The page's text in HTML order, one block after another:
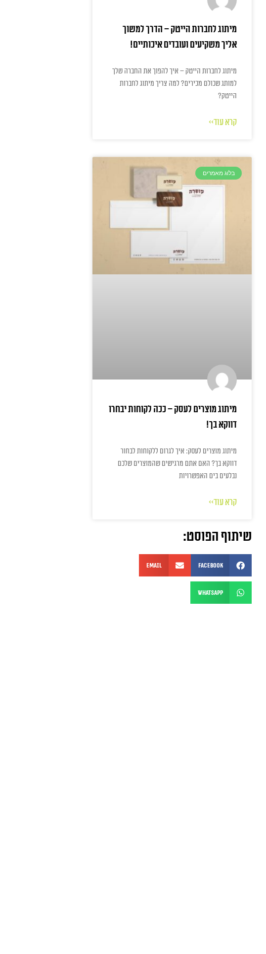
מיתוג לחברות הייטק – הדרך למשוך
אליך משקיעים ועובדים איכותיים!
מיתוג לחברות הייטק – איך להפוך את החברה שלך
למותג שכולם מכירים? למה צריך מיתוג לחברות
הייטק?
קרא עוד>>
בלוג מאמרים
מיתוג מוצרים לעסק – ככה לקוחות יבחרו
דווקא בך!
מיתוג מוצרים לעסק: איך לגרום ללקוחות לבחור
דווקא בך? האם אתם מרגישים שהמוצרים שלכם
נבלעים בים האפשרויות
קרא עוד>>
שיתוף הפוסט:
Facebook
Email
WhatsApp